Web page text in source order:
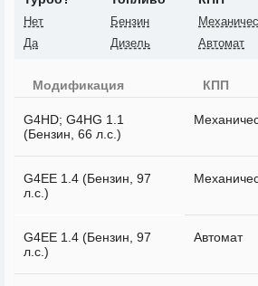
Нет
Да
Бензин
Дизель
Автомат
Модификация КПП
G4HD; G4HG 1.1
(Бензин, 66 л.с.)
G4EE 1.4 (Бензин, 97
л.с.)
G4EE 1.4 (Бензин, 97
л.с.)
Автомат